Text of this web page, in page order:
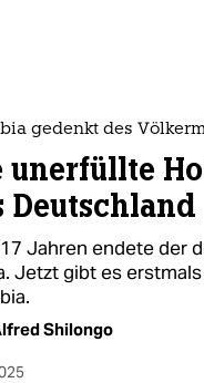
gedenkt des
unerfüllte
Deutschland
Jahren endete der
Jetzt gibt es
Shilongo